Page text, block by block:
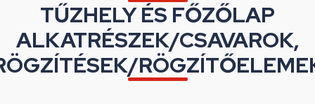
TŰZHELY ÉS FŐZŐLAP
ALKATRÉSZEK/CSAVAROK,